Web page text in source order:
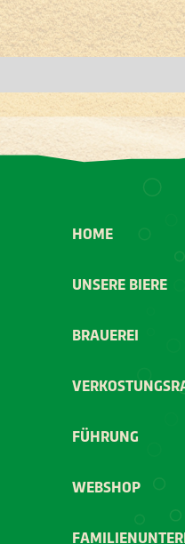
HOME
UNSERE BIERE
BRAUEREI
FÜHRUNG
WEBSHOP